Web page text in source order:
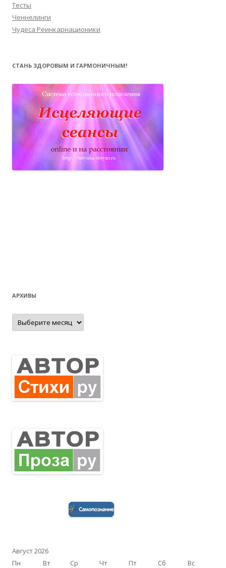
Тесты
Ченнелинги
Чудеса Реинкарнационики
СТАНЬ ЗДОРОВЫМ И ГАРМОНИЧНЫМ!
АРХИВЫ
Архивы
Август 2026
Пн
Вт Ср Чт Пт Сб Вс